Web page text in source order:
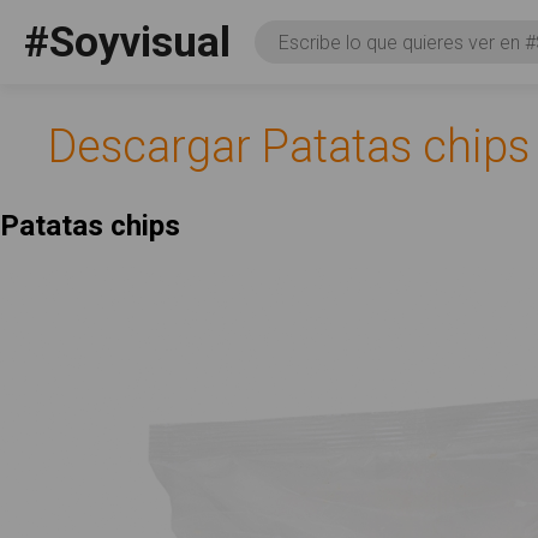
#Soyvisual Consulta
Descargar Patatas chips
Patatas chips
Social
FacebookYouTubeTwitter